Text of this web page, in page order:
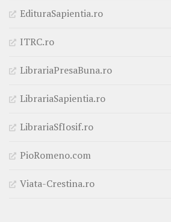
EdituraSapientia.ro
ITRC.ro
LibrariaPresaBuna.ro
LibrariaSapientia.ro
LibrariaSfIosif.ro
PioRomeno.com
Viata-Crestina.ro